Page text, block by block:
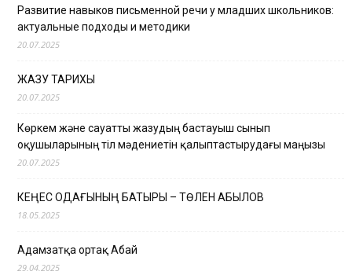
Развитие навыков письменной речи у младших школьников:
актуальные подходы и методики
20.07.2025
ЖАЗУ ТАРИХЫ
20.07.2025
Көркем және сауатты жазудың бастауыш сынып
оқушыларының тіл мәдениетін қалыптастырудағы маңызы
20.07.2025
КЕҢЕС ОДАҒЫНЫҢ БАТЫРЫ – ТӨЛЕН ҚАБЫЛОВ
18.05.2025
Адамзатқа ортақ Абай
29.04.2025